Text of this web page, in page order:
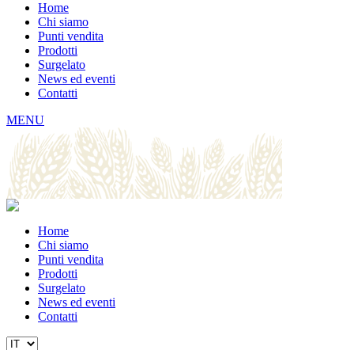
Home
Chi siamo
Punti vendita
Prodotti
Surgelato
News ed eventi
Contatti
MENU
Home
Chi siamo
Punti vendita
Prodotti
Surgelato
News ed eventi
Contatti